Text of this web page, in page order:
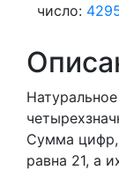
число:
Сумма цифр,
равна 21, а